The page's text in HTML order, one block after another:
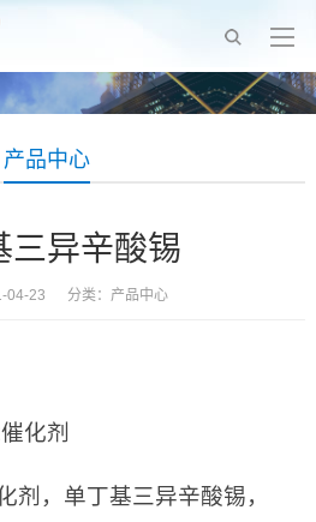
产品中心
三异辛酸锡
04-23 分类： 产品中心
化剂
剂，单丁基三异辛酸锡，